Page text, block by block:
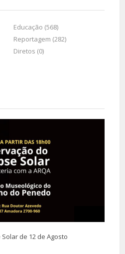
Educação (568)
Reportagem (282)
Diretos (0)
de 12 de Agosto